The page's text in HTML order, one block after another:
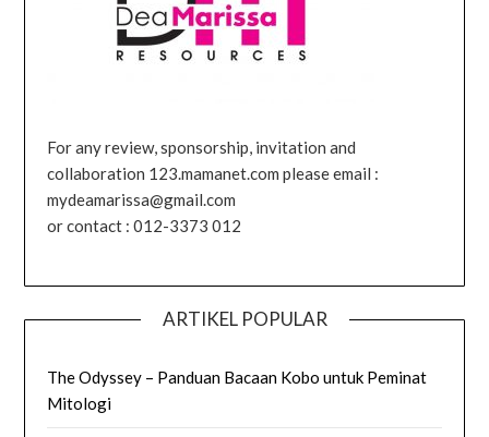
For any review, sponsorship, invitation and
collaboration 123.mamanet.com please email :
mydeamarissa@gmail.com
or contact : 012-3373 012
ARTIKEL POPULAR
The Odyssey – Panduan Bacaan Kobo untuk Peminat
Mitologi